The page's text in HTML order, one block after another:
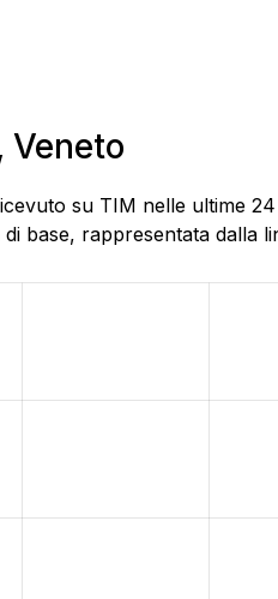
Veneto
su TIM nelle ultime
base, rappresentata dalla